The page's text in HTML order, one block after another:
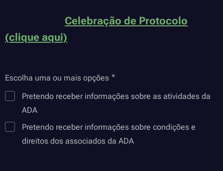
Celebração de Protocolo
(clique aqui)
Escolha uma ou mais opções
Pretendo receber informações sobre as atividades da
ADA
Pretendo receber informações sobre condições e
direitos dos associados da ADA